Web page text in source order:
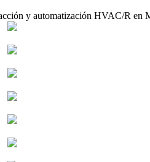
y automatización HVAC/R en